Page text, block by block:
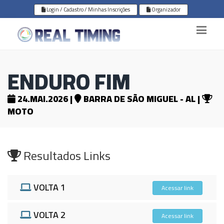
Login / Cadastro / Minhas Inscrições Organizador
ENDURO FIM
24.MAI.2026 | BARRA DE SÃO MIGUEL - AL |
MOTO
Resultados Links
VOLTA 1 Acessar link
VOLTA 2 Acessar link